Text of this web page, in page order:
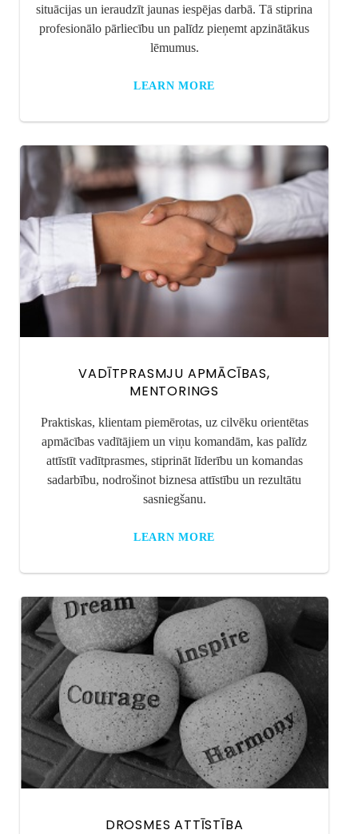
situācijas un ieraudzīt jaunas iespējas darbā. Tā stiprina
profesionālo pārliecību un palīdz pieņemt apzinātākus
lēmumus.
LEARN MORE
VADĪTPRASMJU APMĀCĪBAS,
MENTORINGS
Praktiskas, klientam piemērotas, uz cilvēku orientētas
apmācības vadītājiem un viņu komandām, kas palīdz
attīstīt vadītprasmes, stiprināt līderību un komandas
sadarbību, nodrošinot biznesa attīstību un rezultātu
sasniegšanu.
LEARN MORE
DROSMES ATTĪSTĪBA